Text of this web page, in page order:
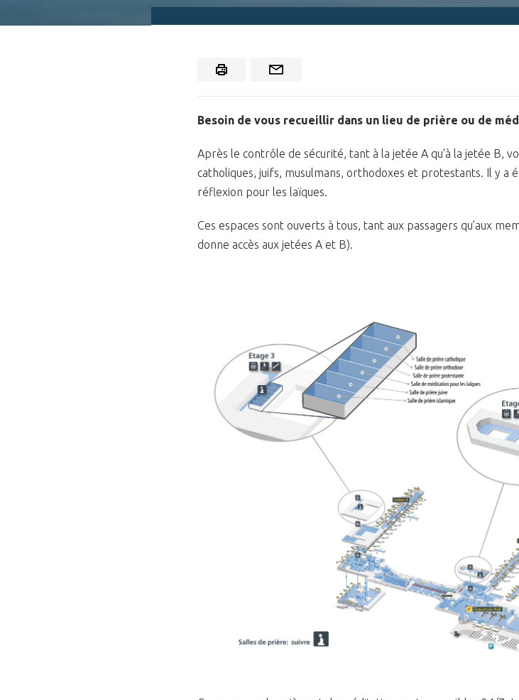
Besoin de vous recueillir dans un lieu de prière ou de
Après le contrôle de sécurité, tant à la jetée A qu'à la jetée B,
catholiques, juifs, musulmans, orthodoxes et protestants. Il y a
réflexion pour les laïques.
Ces espaces sont ouverts à tous, tant aux passagers qu’aux
donne accès aux jetées A et B).